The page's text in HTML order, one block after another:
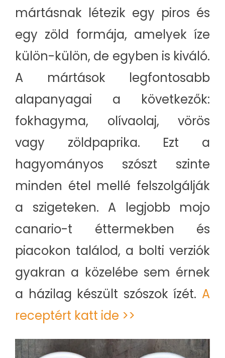
mártásnak létezik egy piros és
egy zöld formája, amelyek íze
külön-külön, de egyben is kiváló.
A mártások legfontosabb
alapanyagai a következők:
fokhagyma, olívaolaj, vörös
vagy zöldpaprika. Ezt a
hagyományos szószt szinte
minden étel mellé felszolgálják
a szigeteken. A legjobb mojo
canario-t éttermekben és
piacokon találod, a bolti verziók
gyakran a közelébe sem érnek
a házilag készült szószok ízét. A
receptért katt ide >>